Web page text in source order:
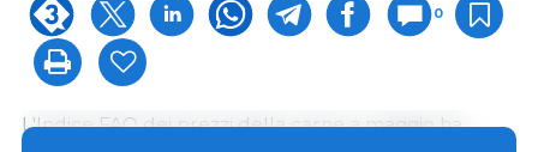
0
L'Indice FAO dei prezzi della carne a maggio ha